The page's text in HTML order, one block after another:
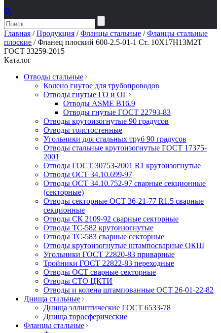
Главная /Продукция /Фланцы стальные /Фланцы стальные
плоские /Фланец плоский 600-2.5-01-1 Ст. 10Х17Н13М2Т
ГОСТ 33259-2015
Каталог
Отводы стальные
Колено гнутое для трубопроводов
Отводы гнутые ГО и ОГ
Отводы ASME B16.9
Отводы гнутые ГОСТ 22793-83
Отводы крутоизогнутые 90 градусов
Отводы толстостенные
Угольники для стальных труб 90 градусов
Отводы стальные крутоизогнутые ГОСТ 17375-
2001
Отводы ГОСТ 30753-2001 R1 крутоизогнутые
Отводы ОСТ 34.10.699-97
Отводы ОСТ 34.10.752-97 сварные секционные
(секторные)
Отводы секторные ОСТ 36-21-77 R1.5 сварные
секционные
Отводы СК 2109-92 сварные секторные
Отводы ТС-582 крутоизогнутые
Отводы ТС-583 сварные секторные
Отводы крутоизогнутые штампосварные ОКШ
Угольники ГОСТ 22820-83 приварные
Тройники ГОСТ 22822-83 переходные
Отводы ОСТ сварные секторные
Отводы СТО ЦКТИ
Отводы и колена штампованные ОСТ 26-01-22-82
Днища стальные
Днища эллиптические ГОСТ 6533-78
Днища торосферические
Фланцы стальные